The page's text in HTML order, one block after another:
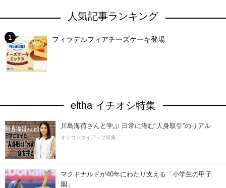
人気記事ランキング
フィラデルフィアチーズケーキ登場
eltha イチオシ特集
川島海荷さんと学ぶ 日常に潜む“人身取引”のリアル
オリコンタイアップ特集
マクドナルドが40年にわたり支える「小学生の甲子
園」